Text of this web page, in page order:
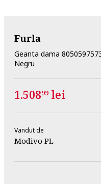
Furla
Geanta dama
Negru
1.50899 lei
Vandut de
Modivo PL